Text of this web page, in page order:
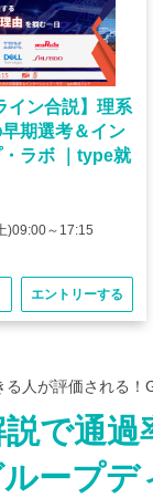
イン合説】理系
期選考＆イン
ラボ ｜type就
)09:00～17:15
エントリーする
る人が評価される
で通過
ープデ